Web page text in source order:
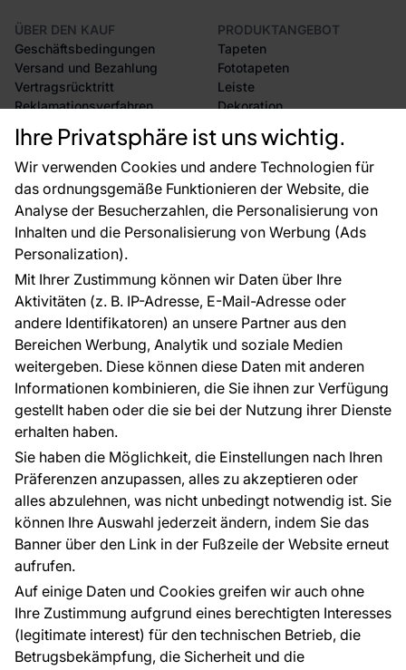
Ihre Privatsphäre ist uns wichtig.
Wir verwenden Cookies und andere Technologien für
das ordnungsgemäße Funktionieren der Website, die
Analyse der Besucherzahlen, die Personalisierung von
Inhalten und die Personalisierung von Werbung (Ads
Personalization).
Mit Ihrer Zustimmung können wir Daten über Ihre
Aktivitäten (z. B. IP-Adresse, E-Mail-Adresse oder
andere Identifikatoren) an unsere Partner aus den
Bereichen Werbung, Analytik und soziale Medien
weitergeben. Diese können diese Daten mit anderen
Informationen kombinieren, die Sie ihnen zur Verfügung
gestellt haben oder die sie bei der Nutzung ihrer Dienste
erhalten haben.
Sie haben die Möglichkeit, die Einstellungen nach Ihren
Präferenzen anzupassen, alles zu akzeptieren oder
alles abzulehnen, was nicht unbedingt notwendig ist. Sie
können Ihre Auswahl jederzeit ändern, indem Sie das
Banner über den Link in der Fußzeile der Website erneut
aufrufen.
Auf einige Daten und Cookies greifen wir auch ohne
Ihre Zustimmung aufgrund eines berechtigten Interesses
(legitimate interest) für den technischen Betrieb, die
Betrugsbekämpfung, die Sicherheit und die
ÜBER DEN KAUF
Geschäftsbedingungen
Versand und Bezahlung
Vertragsrücktritt
Reklamationsverfahren
Rücksendung von Waren
CE-Zertifizierung
Großhandel
Raumvisualisierung
PRODUKTANGEBOT
Tapeten
Fototapeten
Leiste
Dekoration
Selbstklebende Folien
Zubehör
Tapetenmuster
FÜR SIE
Blog
EU-Projekte
Ratschläge und Tipps
FAQ
ÜBER DAS UNTERNEHMEN
Kontakt
Haben Sie Fragen? Wir helfen Ihnen gerne weiter
und beraten Sie persönlich.
+49 781 95633072
service@tapeteneshop.de
Zahlungsarten:
Die Zahlungen werden geleistet von: